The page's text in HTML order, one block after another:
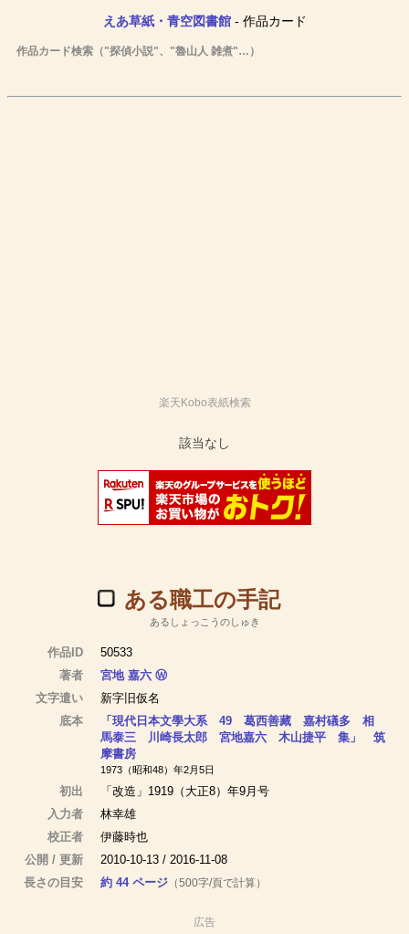
えあ草紙・青空図書館- 作品カード
作品カード検索（"探偵小説"、"魯山人 雑煮"…）
楽天Kobo表紙検索
ある職工の手記
あるしょっこうのしゅき
作品ID
50533
著者
宮地 嘉六 Ⓦ
文字遣い
新字旧仮名
底本
「現代日本文學大系 49 葛西善藏 嘉村礒多 相
馬泰三 川崎長太郎 宮地嘉六 木山捷平 集」 筑
摩書房
1973（昭和48）年2月5日
初出
「改造」1919（大正8）年9月号
入力者
林幸雄
校正者
伊藤時也
公開 / 更新
2010-10-13 / 2016-11-08
長さの目安
約 44 ページ （500字/頁で計算）
広告